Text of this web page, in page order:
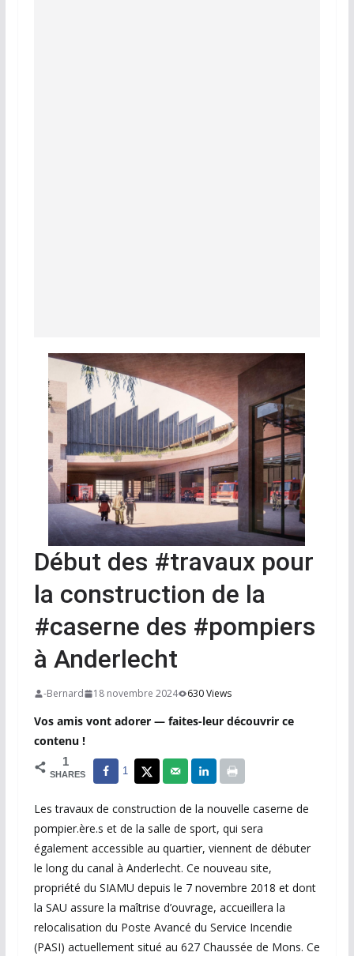
Début des #travaux pour
la construction de la
#caserne des #pompiers
à Anderlecht
-Bernard 18 novembre 2024 630 Views
Vos amis vont adorer — faites-leur découvrir ce
contenu !
1
SHARES 1
Les travaux de construction de la nouvelle caserne de
pompier.ère.s et de la salle de sport, qui sera
également accessible au quartier, viennent de débuter
le long du canal à Anderlecht. Ce nouveau site,
propriété du SIAMU depuis le 7 novembre 2018 et dont
la SAU assure la maîtrise d’ouvrage, accueillera la
relocalisation du Poste Avancé du Service Incendie
(PASI) actuellement situé au 627 Chaussée de Mons. Ce